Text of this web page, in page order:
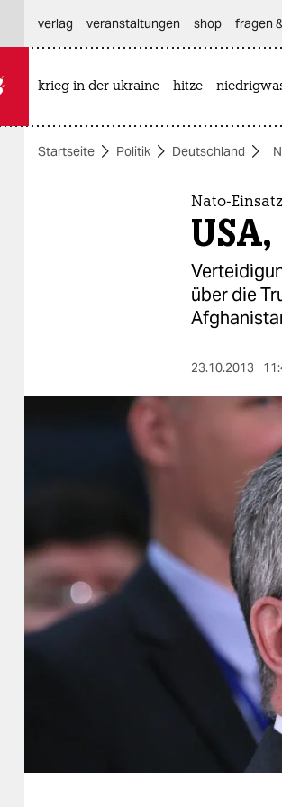
themen
verlag
veranstaltungen
shop
genossenschaft
verlag
veranstaltungen shop fragen
krieg in der ukraine hitze
Startseite Politik Deutschland
Nato-
über die
23.10.2013